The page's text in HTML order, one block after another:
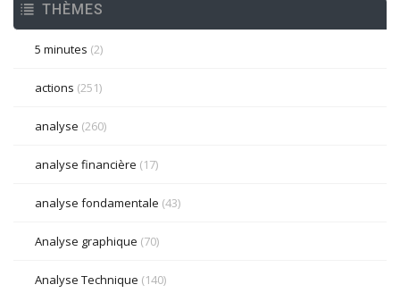
THÈMES
5 minutes (2)
actions (251)
analyse (260)
analyse financière (17)
analyse fondamentale (43)
Analyse graphique (70)
Analyse Technique (140)